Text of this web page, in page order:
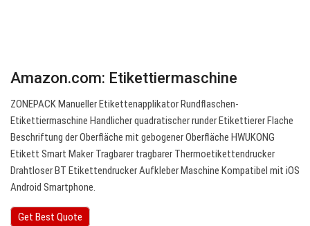
Amazon.com: Etikettiermaschine
ZONEPACK Manueller Etikettenapplikator Rundflaschen-
Etikettiermaschine Handlicher quadratischer runder Etikettierer Flache
Beschriftung der Oberfläche mit gebogener Oberfläche HWUKONG
Etikett Smart Maker Tragbarer tragbarer Thermoetikettendrucker
Drahtloser BT Etikettendrucker Aufkleber Maschine Kompatibel mit iOS
Android Smartphone.
Get Best Quote